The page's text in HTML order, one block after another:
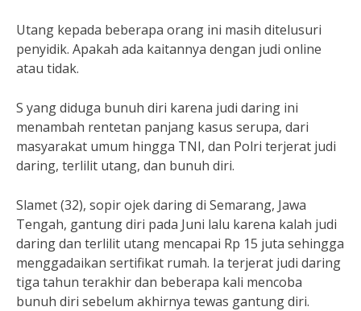
Utang kepada beberapa orang ini masih ditelusuri
penyidik. Apakah ada kaitannya dengan judi online
atau tidak.
S yang diduga bunuh diri karena judi daring ini
menambah rentetan panjang kasus serupa, dari
masyarakat umum hingga TNI, dan Polri terjerat judi
daring, terlilit utang, dan bunuh diri.
Slamet (32), sopir ojek daring di Semarang, Jawa
Tengah, gantung diri pada Juni lalu karena kalah judi
daring dan terlilit utang mencapai Rp 15 juta sehingga
menggadaikan sertifikat rumah. Ia terjerat judi daring
tiga tahun terakhir dan beberapa kali mencoba
bunuh diri sebelum akhirnya tewas gantung diri.